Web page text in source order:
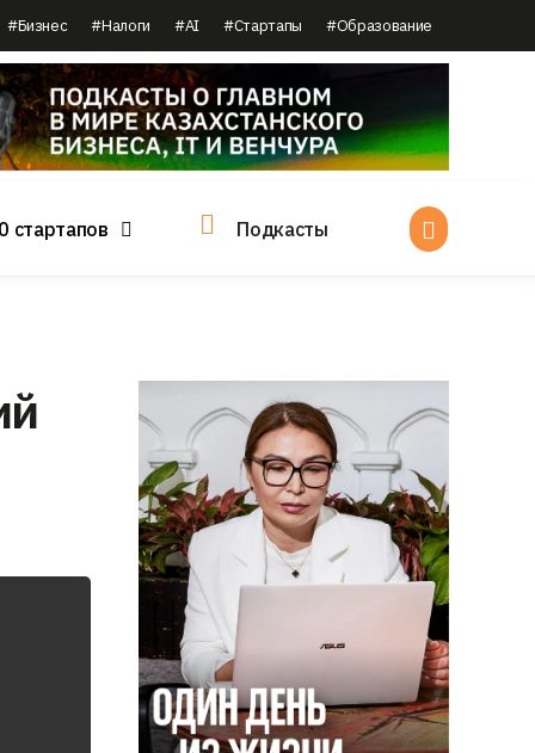
#Бизнес #Налоги #AI #Стартапы #Образование
стартапов Подкасты